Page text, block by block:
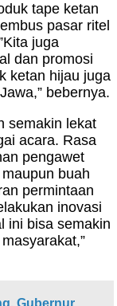
tape ketan
pasar ritel
juga
dan promosi
ketan hijau juga
bebernya.
semakin lekat
acara. Rasa
pengawet
buah
permintaan
inovasi
ini bisa semakin